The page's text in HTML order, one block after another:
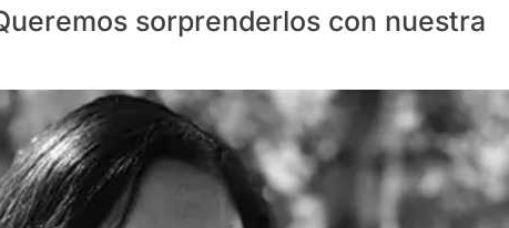
sorprenderlos con nuestra